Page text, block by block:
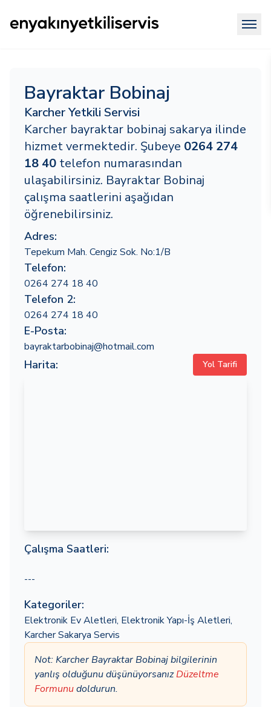
Bayraktar Bobinaj
Karcher Yetkili Servisi
Karcher bayraktar bobinaj sakarya ilinde
hizmet vermektedir. Şubeye 0264 274
18 40 telefon numarasından
ulaşabilirsiniz. Bayraktar Bobinaj
çalışma saatlerini aşağıdan
öğrenebilirsiniz.
Adres:
Tepekum Mah. Cengiz Sok. No:1/B
Telefon:
0264 274 18 40
Telefon 2:
0264 274 18 40
E-Posta:
bayraktarbobinaj@hotmail.com
Harita: Yol Tarifi
Çalışma Saatleri:
---
Kategoriler:
Elektronik Ev Aletleri, Elektronik Yapı-İş Aletleri,
Karcher Sakarya Servis
Not: Karcher Bayraktar Bobinaj bilgilerinin
yanlış olduğunu düşünüyorsanızDüzeltme
Formunudoldurun.